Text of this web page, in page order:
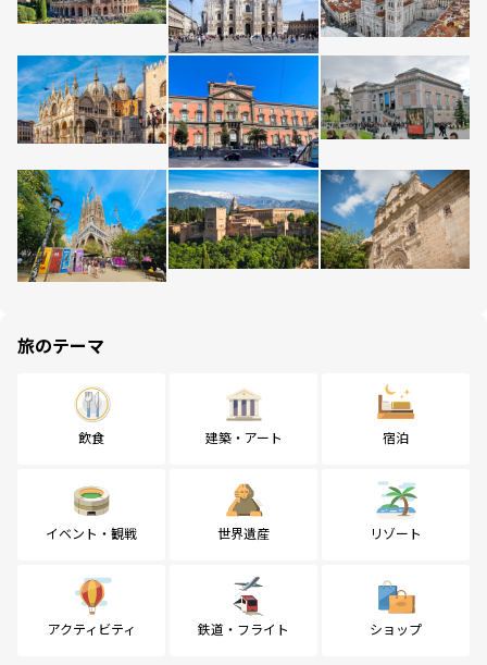
旅のテーマ
飲食 建築・アート 宿泊
イベント・観戦 世界遺産 リゾート
アクティビティ 鉄道・フライト ショップ